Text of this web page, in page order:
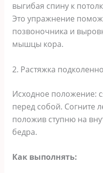
выгибая спину к
Это упражнение
позвоночника и
мышцы кора.
2. Растяжка
Исходное положение:
перед собой. Согните
положив ступню на
бедра.
Как выполнять: